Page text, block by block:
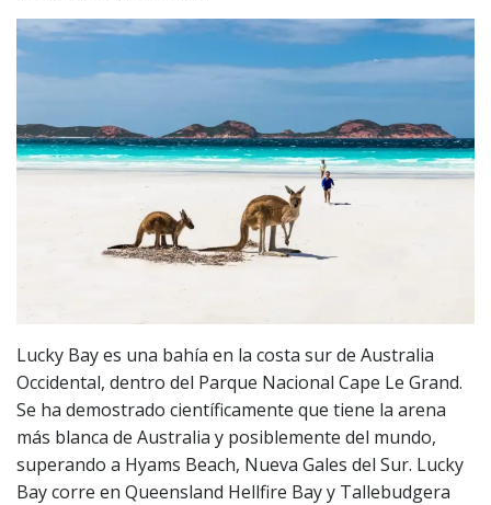
Lucky Bay es una bahía en la costa sur de Australia
Occidental, dentro del Parque Nacional Cape Le Grand.
Se ha demostrado científicamente que tiene la arena
más blanca de Australia y posiblemente del mundo,
superando a Hyams Beach, Nueva Gales del Sur. Lucky
Bay corre en Queensland Hellfire Bay y Tallebudgera